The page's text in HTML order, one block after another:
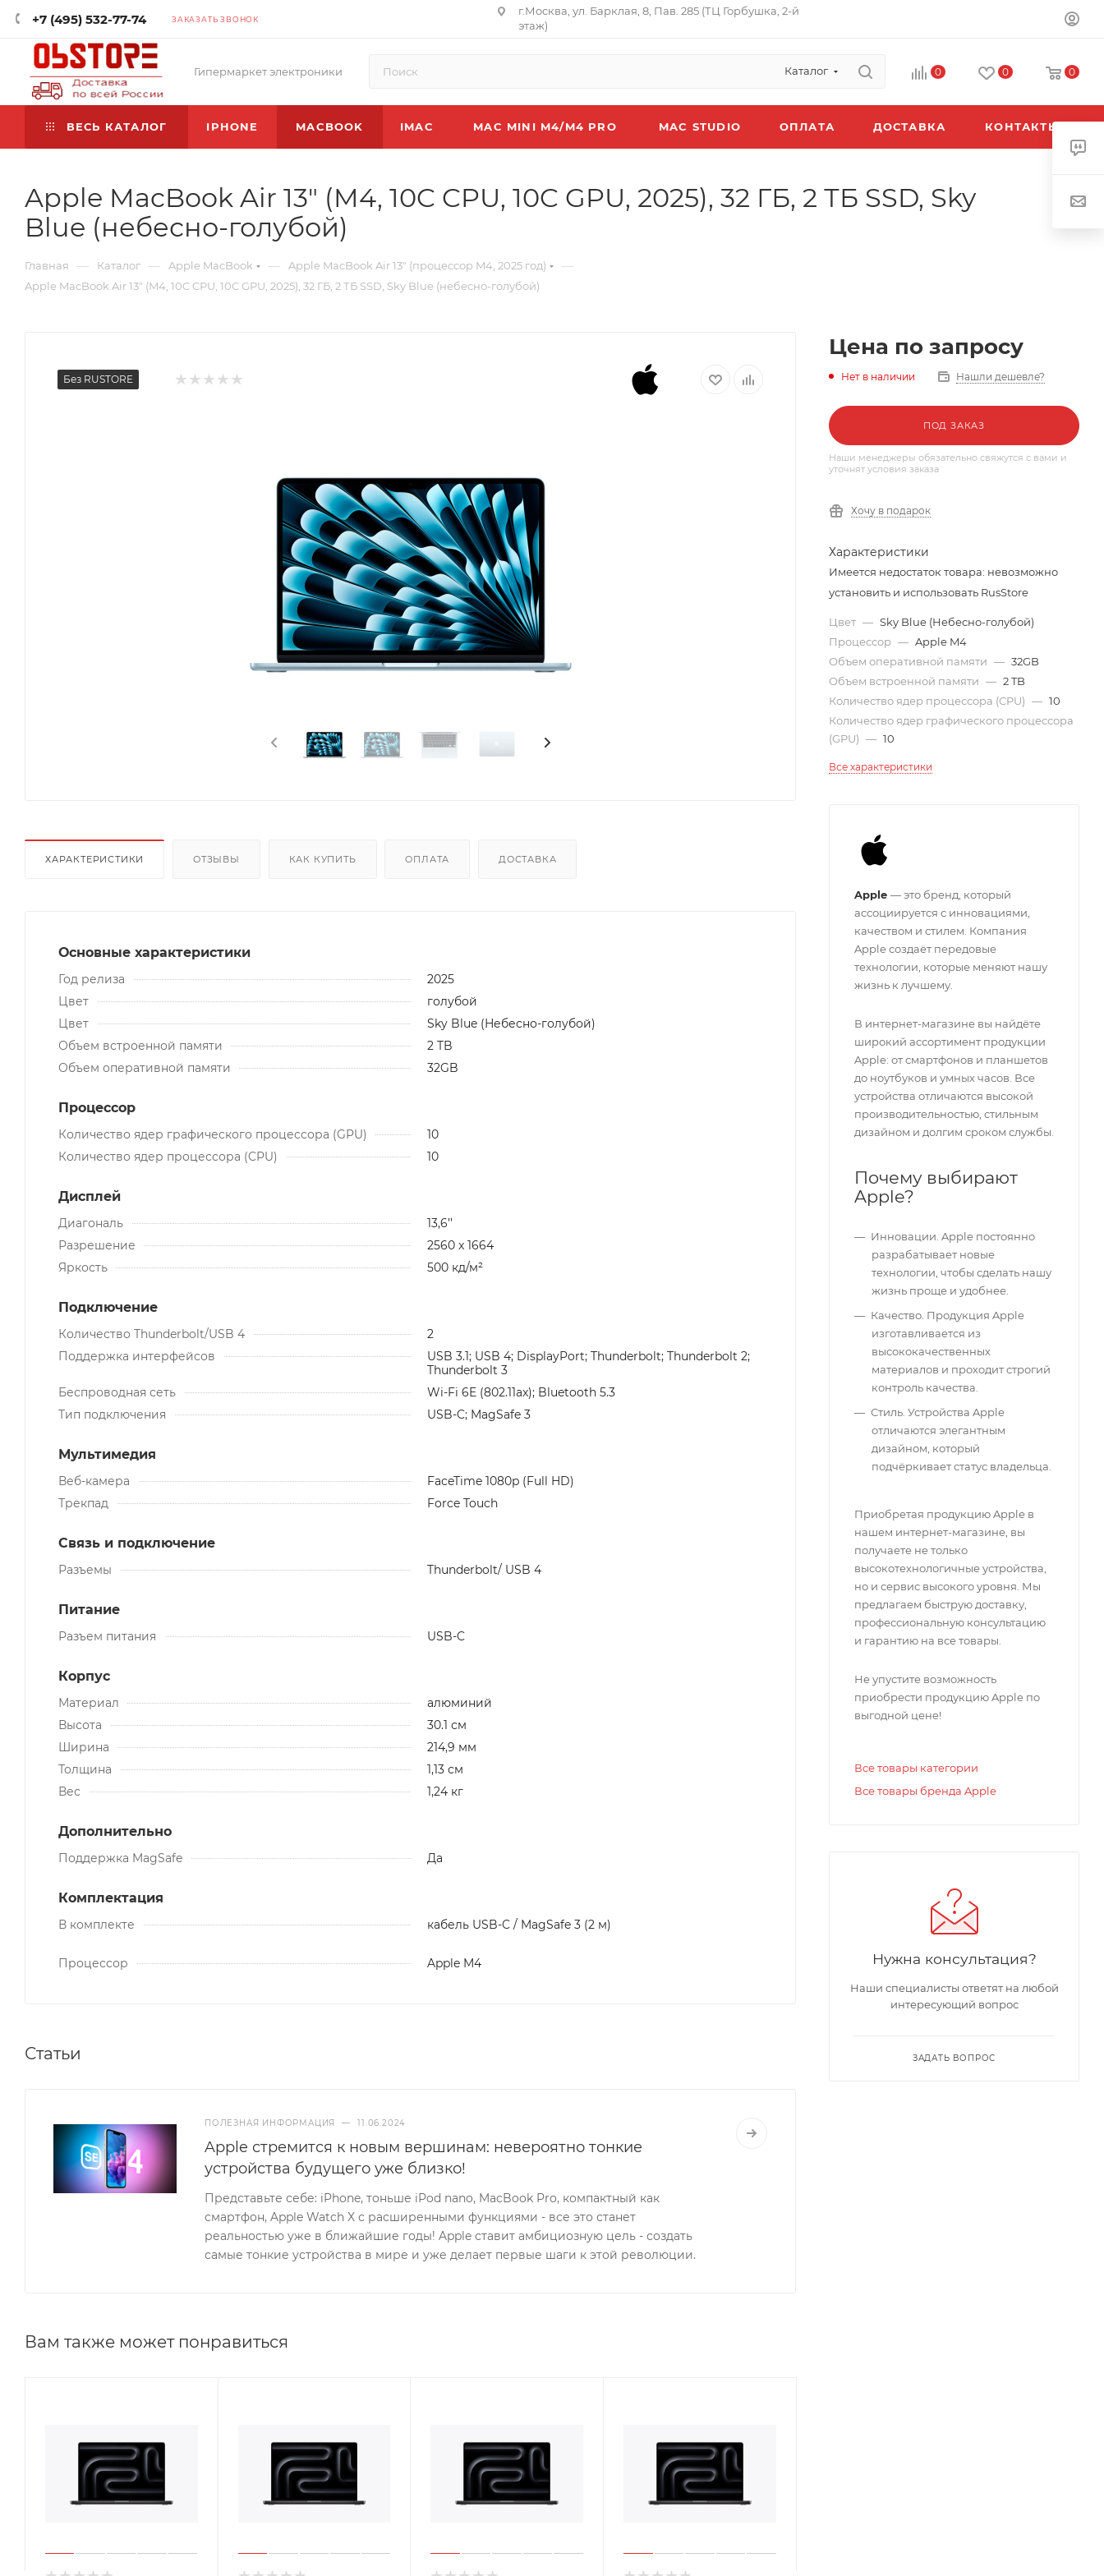
+7 (495) 532-77-74 ЗАКАЗАТЬ ЗВОНОК
г.Москва, ул. Барклая, 8, Пав. 285 (ТЦ Горбушка, 2-й
этаж)
Гипермаркет электроники Каталог 0 0 0
ВЕСЬ КАТАЛОГ IPHONE MACBOOK IMAC MAC MINI M4/M4 PRO MAC STUDIO ОПЛАТА ДОСТАВКА КОНТАКТЫ
Apple MacBook Air 13" (M4, 10C CPU, 10C GPU, 2025), 32 ГБ, 2 ТБ SSD, Sky
Blue (небесно-голубой)
Главная — Каталог — Apple MacBook — Apple MacBook Air 13" (процессор M4, 2025 год) —
Apple MacBook Air 13" (M4, 10C CPU, 10C GPU, 2025), 32 ГБ, 2 ТБ SSD, Sky Blue (небесно-голубой)
Без RUSTORE
ХАРАКТЕРИСТИКИ ОТЗЫВЫ КАК КУПИТЬ ОПЛАТА ДОСТАВКА
Основные характеристики
Год релиза
2025
Цвет
голубой
Цвет
Sky Blue (Небесно-голубой)
Объем встроенной памяти
2 TB
Объем оперативной памяти
32GB
Процессор
Количество ядер графического процессора (GPU)
10
Количество ядер процессора (CPU)
10
Дисплей
Диагональ
13,6’’
Разрешение
2560 x 1664
Яркость
500 кд/м²
Подключение
Количество Thunderbolt/USB 4
2
Поддержка интерфейсов
USB 3.1; USB 4; DisplayPort; Thunderbolt; Thunderbolt 2;
Thunderbolt 3
Беспроводная сеть
Wi-Fi 6E (802.11ax); Bluetooth 5.3
Тип подключения
USB-C; MagSafe 3
Мультимедия
Веб-камера
FaceTime 1080p (Full HD)
Трекпад
Force Touch
Связь и подключение
Разъемы Thunderbolt/ USB 4
Питание
Разъем питания USB-C
Корпус
Материал
алюминий
Высота
30.1 см
Ширина
214,9 мм
Толщина
1,13 см
Вес
1,24 кг
Дополнительно
Поддержка MagSafe Да
Комплектация
В комплекте кабель USB-C / MagSafe 3 (2 м)
Процессор Apple M4
Статьи
ПОЛЕЗНАЯ ИНФОРМАЦИЯ — 11.06.2024
Apple стремится к новым вершинам: невероятно тонкие
устройства будущего уже близко!
Представьте себе: iPhone, тоньше iPod nano, MacBook Pro, компактный как
смартфон, Apple Watch X с расширенными функциями - все это станет
реальностью уже в ближайшие годы! Apple ставит амбициозную цель - создать
самые тонкие устройства в мире и уже делает первые шаги к этой революции.
Вам также может понравиться
Цена по запросу
Нет в наличии Нашли дешевле?
ПОД ЗАКАЗ
Наши менеджеры обязательно свяжутся с вами и
уточнят условия заказа
Хочу в подарок
Характеристики
Имеется недостаток товара: невозможно
установить и использовать RusStore
Цвет — Sky Blue (Небесно-голубой)
Процессор — Apple M4
Объем оперативной памяти — 32GB
Объем встроенной памяти — 2 TB
Количество ядер процессора (CPU) — 10
Количество ядер графического процессора
(GPU) — 10
Все характеристики
Apple — это бренд, который
ассоциируется с инновациями,
качеством и стилем. Компания
Apple создаёт передовые
технологии, которые меняют нашу
жизнь к лучшему.
В интернет-магазине вы найдёте
широкий ассортимент продукции
Apple: от смартфонов и планшетов
до ноутбуков и умных часов. Все
устройства отличаются высокой
производительностью, стильным
дизайном и долгим сроком службы.
Почему выбирают
Apple?
Инновации. Apple постоянно
разрабатывает новые
технологии, чтобы сделать нашу
жизнь проще и удобнее.
Качество. Продукция Apple
изготавливается из
высококачественных
материалов и проходит строгий
контроль качества.
Стиль. Устройства Apple
отличаются элегантным
дизайном, который
подчёркивает статус владельца.
Приобретая продукцию Apple в
нашем интернет-магазине, вы
получаете не только
высокотехнологичные устройства,
но и сервис высокого уровня. Мы
предлагаем быструю доставку,
профессиональную консультацию
и гарантию на все товары.
Не упустите возможность
приобрести продукцию Apple по
выгодной цене!
Все товары категории
Все товары бренда Apple
Нужна консультация?
Наши специалисты ответят на любой
интересующий вопрос
ЗАДАТЬ ВОПРОС